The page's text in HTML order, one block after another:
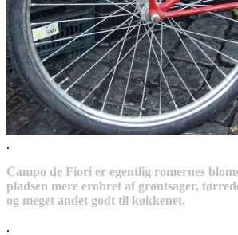
.
Campo de Fiori er egentlig romernes
pladsen mere erobret af grøntsager,
og meget andet godt til køkkenet.
.